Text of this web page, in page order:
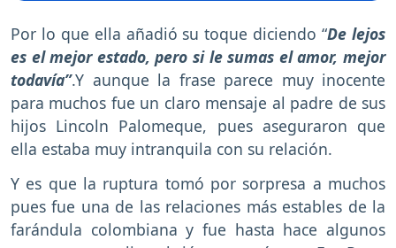
Por lo que ella añadió su toque diciendo “De lejos
es el mejor estado, pero si le sumas el amor, mejor
todavía”.Y aunque la frase parece muy inocente
para muchos fue un claro mensaje al padre de sus
hijos Lincoln Palomeque, pues aseguraron que
ella estaba muy intranquila con su relación.
Y es que la ruptura tomó por sorpresa a muchos
pues fue una de las relaciones más estables de la
farándula colombiana y fue hasta hace algunos